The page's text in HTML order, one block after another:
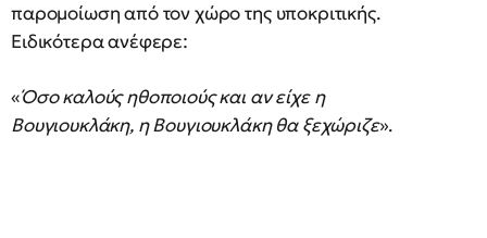
παρομοίωση από τον χώρο της υποκριτικής.
Ειδικότερα ανέφερε:
«Όσο καλούς ηθοποιούς και αν είχε η
Βουγιουκλάκη, η Βουγιουκλάκη θα ξεχώριζε».